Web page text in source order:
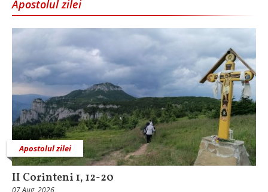
Apostolul zilei
Apostolul zilei
II Corinteni 1, 12-20
07 Aug, 2026